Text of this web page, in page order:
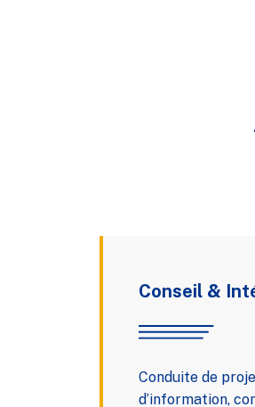
Conseil &
Conduite de
d’information,